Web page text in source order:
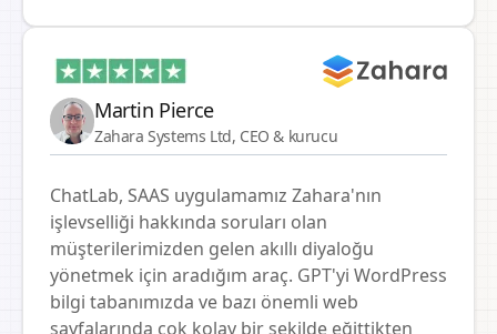
entegrasyonunu vurgulamak istiyoruz, bu da
müşteri iletişimini önemli ölçüde basitleştirmiş
ve hızlandırmıştır. Chatbot, e-mağazalarımıza
sadece daha fazla verimlilik değil, aynı
getirmiştir, çünkü müşterilerimiz sorularına
hızlı ve doğru yanıtlar almaktan memnunlar.
Proje boyunca teknik destek ve profesyonel
yaklaşım gerçekten üst düzeydeydi. Yenilikler
üzerindeki işbirliğimiz devam ediyor ve Chatlab
Martin Pierce
Zahara Systems Ltd, CEO & kurucu
ChatLab, SAAS uygulamamız Zahara'nın
işlevselliği hakkında soruları olan
müşterilerimizden gelen akıllı diyaloğu
yönetmek için aradığım araç. GPT'yi WordPress
bilgi tabanımızda ve bazı önemli web
sayfalarında çok kolay bir şekilde eğittikten